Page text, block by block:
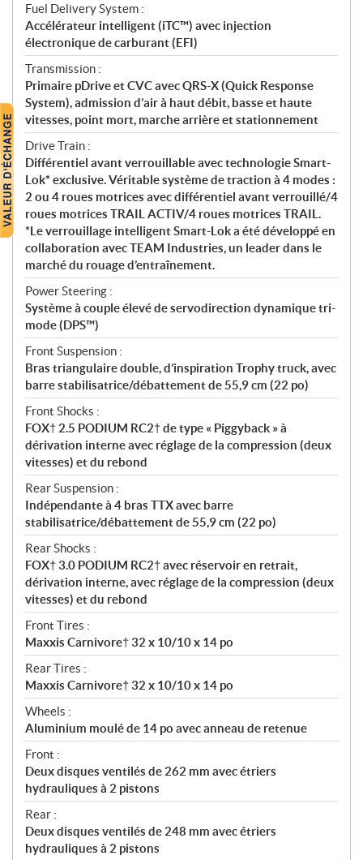
Fuel Delivery System :
Accélérateur intelligent (iTC™) avec injection
électronique de carburant (EFI)
Transmission :
Primaire pDrive et CVC avec QRS-X (Quick Response
System), admission d’air à haut débit, basse et haute
vitesses, point mort, marche arrière et stationnement
Drive Train :
Différentiel avant verrouillable avec technologie Smart-
Lok* exclusive. Véritable système de traction à 4 modes :
2 ou 4 roues motrices avec différentiel avant verrouillé/4
roues motrices TRAIL ACTIV/4 roues motrices TRAIL.
*Le verrouillage intelligent Smart-Lok a été développé en
collaboration avec TEAM Industries, un leader dans le
marché du rouage d’entraînement.
Power Steering :
Système à couple élevé de servodirection dynamique tri-
mode (DPS™)
Front Suspension :
Bras triangulaire double, d’inspiration Trophy truck, avec
barre stabilisatrice/débattement de 55,9 cm (22 po)
Front Shocks :
FOX† 2.5 PODIUM RC2† de type « Piggyback » à
dérivation interne avec réglage de la compression (deux
vitesses) et du rebond
Rear Suspension :
Indépendante à 4 bras TTX avec barre
stabilisatrice/débattement de 55,9 cm (22 po)
Rear Shocks :
FOX† 3.0 PODIUM RC2† avec réservoir en retrait,
dérivation interne, avec réglage de la compression (deux
vitesses) et du rebond
Front Tires :
Maxxis Carnivore† 32 x 10/10 x 14 po
Rear Tires :
Maxxis Carnivore† 32 x 10/10 x 14 po
Wheels :
Aluminium moulé de 14 po avec anneau de retenue
Front :
Deux disques ventilés de 262 mm avec étriers
hydrauliques à 2 pistons
Rear :
Deux disques ventilés de 248 mm avec étriers
hydrauliques à 2 pistons